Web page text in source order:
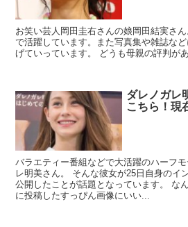
お笑い芸人岡田圭右さんの娘岡田結実さ
で活躍しています。また写真集や雑誌な
げていっています。 どうも母親の評判が
ダレノガレ
こちら！現
バラエティー番組などで大活躍のハーフ
レ明美さん。 そんな彼女が25日自身のイ
公開したことが話題となっています。 な
に投稿したすっぴん画像にいい...